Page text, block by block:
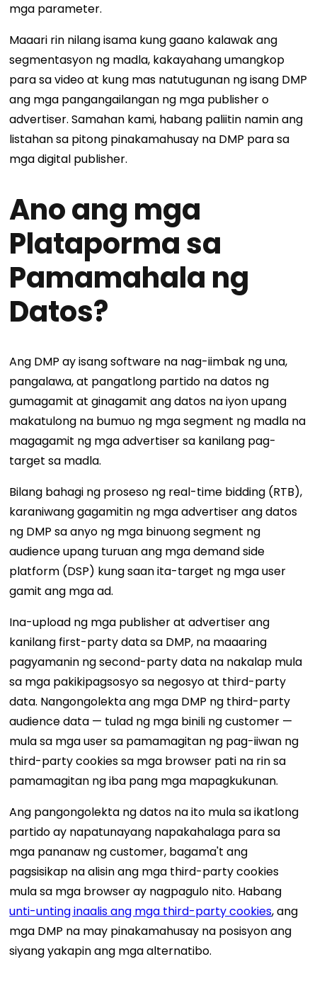
mga parameter.
Maaari rin nilang isama kung gaano kalawak ang
segmentasyon ng madla, kakayahang umangkop
para sa video at kung mas natutugunan ng isang DMP
ang mga pangangailangan ng mga publisher o
advertiser. Samahan kami, habang paliitin namin ang
listahan sa pitong pinakamahusay na DMP para sa
mga digital publisher.
Ano ang mga
Plataporma sa
Pamamahala ng
Datos?
Ang DMP ay isang software na nag-iimbak ng una,
pangalawa, at pangatlong partido na datos ng
gumagamit at ginagamit ang datos na iyon upang
makatulong na bumuo ng mga segment ng madla na
magagamit ng mga advertiser sa kanilang pag-
target sa madla.
Bilang bahagi ng proseso ng real-time bidding (RTB),
karaniwang gagamitin ng mga advertiser ang datos
ng DMP sa anyo ng mga binuong segment ng
audience upang turuan ang mga demand side
platform (DSP) kung saan ita-target ng mga user
gamit ang mga ad.
Ina-upload ng mga publisher at advertiser ang
kanilang first-party data sa DMP, na maaaring
pagyamanin ng second-party data na nakalap mula
sa mga pakikipagsosyo sa negosyo at third-party
data. Nangongolekta ang mga DMP ng third-party
audience data — tulad ng mga binili ng customer —
mula sa mga user sa pamamagitan ng pag-iiwan ng
third-party cookies sa mga browser pati na rin sa
pamamagitan ng iba pang mga mapagkukunan.
Ang pangongolekta ng datos na ito mula sa ikatlong
partido ay napatunayang napakahalaga para sa
mga pananaw ng customer, bagama't ang
pagsisikap na alisin ang mga third-party cookies
mula sa mga browser ay nagpagulo nito. Habang
unti-unting inaalis ang mga third-party cookies, ang
mga DMP na may pinakamahusay na posisyon ang
siyang yakapin ang mga alternatibo.